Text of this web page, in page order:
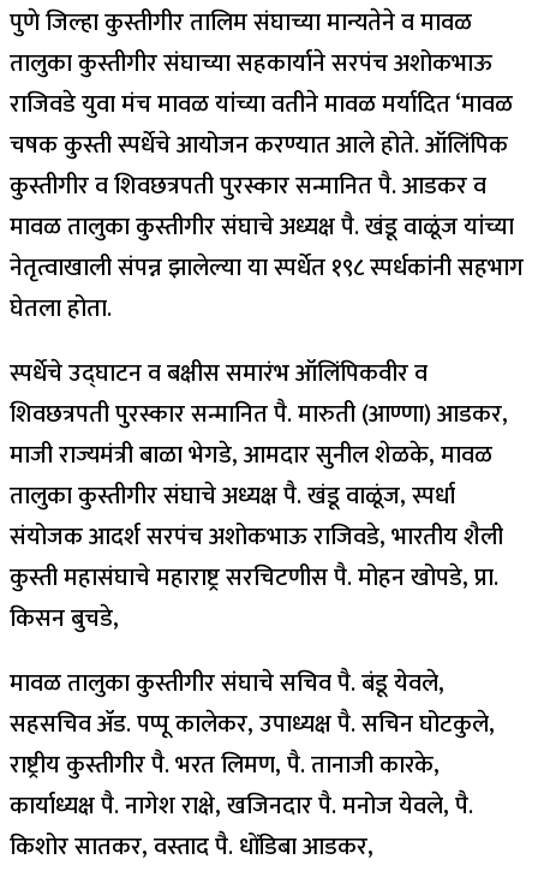
पुणे जिल्हा कुस्तीगीर तालिम संघाच्या मान्यतेने व मावळ
तालुका कुस्तीगीर संघाच्या सहकार्याने सरपंच अशोकभाऊ
राजिवडे युवा मंच मावळ यांच्या वतीने मावळ मर्यादित ‘मावळ
चषक कुस्ती स्पर्धेचे आयोजन करण्यात आले होते. ऑलिंपिक
कुस्तीगीर व शिवछत्रपती पुरस्कार सन्मानित पै. आडकर व
मावळ तालुका कुस्तीगीर संघाचे अध्यक्ष पै. खंडू वाळूंज यांच्या
नेतृत्वाखाली संपन्न झालेल्या या स्पर्धेत १९८ स्पर्धकांनी सहभाग
घेतला होता.
स्पर्धेचे उद्घाटन व बक्षीस समारंभ ऑलिंपिकवीर व
शिवछत्रपती पुरस्कार सन्मानित पै. मारुती (आण्णा) आडकर,
माजी राज्यमंत्री बाळा भेगडे, आमदार सुनील शेळके, मावळ
तालुका कुस्तीगीर संघाचे अध्यक्ष पै. खंडू वाळूंज, स्पर्धा
संयोजक आदर्श सरपंच अशोकभाऊ राजिवडे, भारतीय शैली
कुस्ती महासंघाचे महाराष्ट्र सरचिटणीस पै. मोहन खोपडे, प्रा.
किसन बुचडे,
मावळ तालुका कुस्तीगीर संघाचे सचिव पै. बंडू येवले,
सहसचिव ॲड. पप्पू कालेकर, उपाध्यक्ष पै. सचिन घोटकुले,
राष्ट्रीय कुस्तीगीर पै. भरत लिमण, पै. तानाजी कारके,
कार्याध्यक्ष पै. नागेश राक्षे, खजिनदार पै. मनोज येवले, पै.
किशोर सातकर, वस्ताद पै. ‌धोंडिबा आडकर,